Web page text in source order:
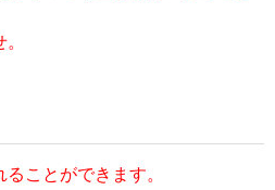
ことができます。